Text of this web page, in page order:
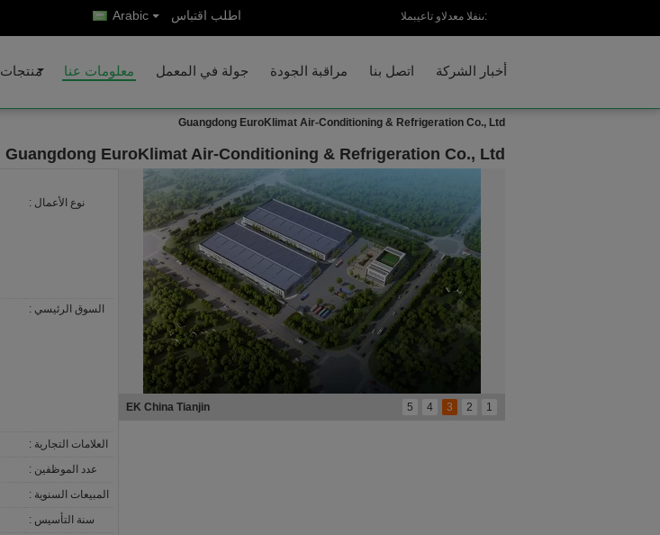
المبيعات والدعم الفنى: اطلب اقتباس Arabic
منتجات معلومات عنا جولة في المعمل مراقبة الجودة اتصل بنا أخبار الشركة
Guangdong EuroKlimat Air-Conditioning & Refrigeration Co., Ltd
Guangdong EuroKlimat Air-Conditioning & Refrigeration Co., Ltd
1
2
3
4
5
EK Factory overview
نوع الأعمال :
السوق الرئيسي :
العلامات التجارية :
عدد الموظفين :
المبيعات السنوية :
سنة التأسيس :